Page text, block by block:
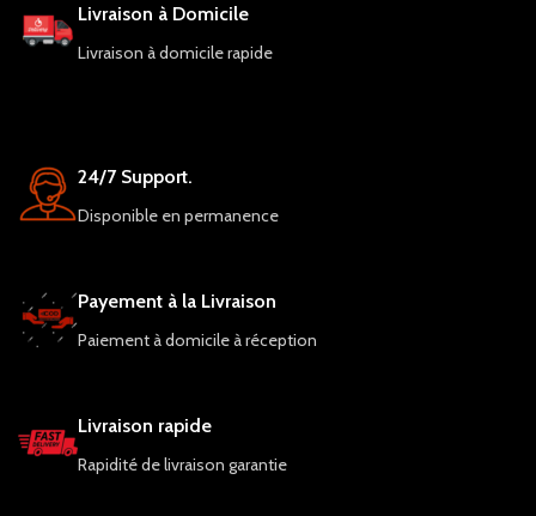
mAh, d'un capteur d'empreinte
digitale et d'un déverrouillage facial,
avec une garantie d'un an.
Livraison à Domicile
Livraison à domicile rapide
24/7 Support.
Disponible en permanence
Payement à la Livraison
Paiement à domicile à réception
Livraison rapide
Rapidité de livraison garantie